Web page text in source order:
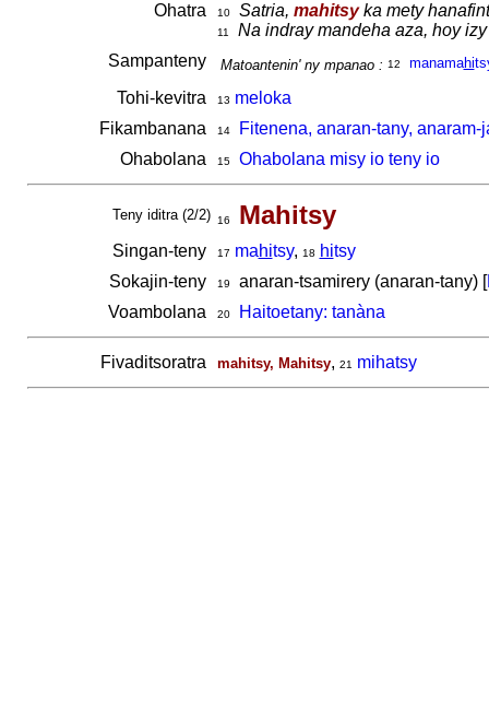
Ohatra 10 Satria, mahitsyka mety
11
Na indray mandeha aza, hoy
Sampanteny
Matoantenin' ny mpanao : 12 manamahi
Tohi-kevitra 13 meloka
Fikambanana
14
Fitenena, anaran-tany,
Ohabolana
15 Ohabolana misy io teny io
Teny iditra (2/2) 16 Mahitsy
Singan-teny 17 mahitsy, 18 hitsy
Sokajin-teny
19 anaran-tsamirery (anaran-tany) [
Voambolana
20 Haitoetany: tanàna
Fivaditsoratra mahitsy, Mahitsy, 21 mihatsy